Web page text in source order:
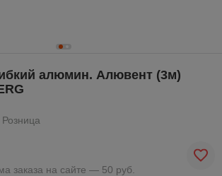
алюмин. Алювент (3м)
Розница
заказа на сайте — 50 руб.